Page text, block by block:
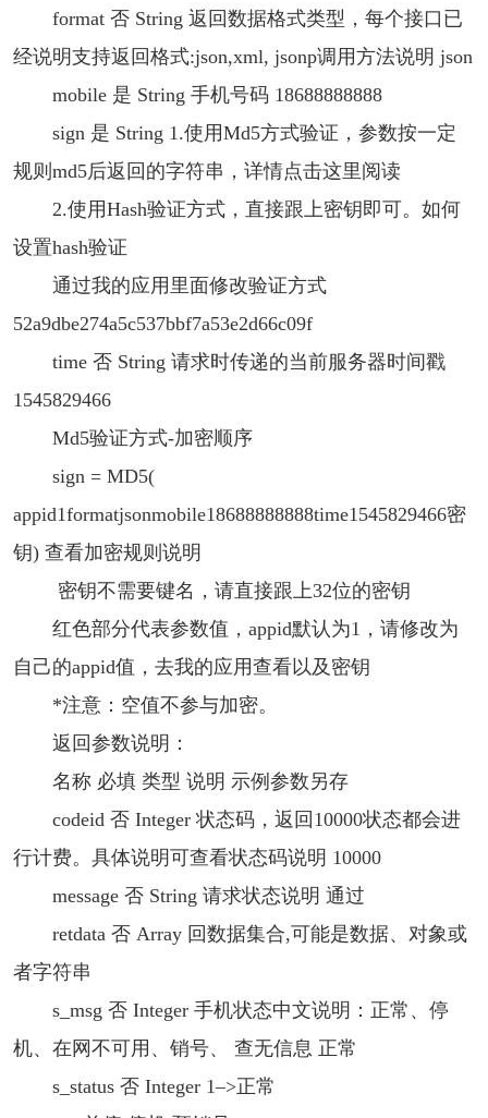
format 否 String 返回数据格式类型，每个接口已
经说明支持返回格式:json,xml, jsonp调用方法说明 json
mobile 是 String 手机号码 18688888888
sign 是 String 1.使用Md5方式验证，参数按一定
规则md5后返回的字符串，详情点击这里阅读
2.使用Hash验证方式，直接跟上密钥即可。如何
设置hash验证
通过我的应用里面修改验证方式
52a9dbe274a5c537bbf7a53e2d66c09f
time 否 String 请求时传递的当前服务器时间戳
1545829466
Md5验证方式-加密顺序
sign = MD5(
appid1formatjsonmobile18688888888time1545829466密
钥) 查看加密规则说明
密钥不需要键名，请直接跟上32位的密钥
红色部分代表参数值，appid默认为1，请修改为
自己的appid值，去我的应用查看以及密钥
*注意：空值不参与加密。
返回参数说明：
名称 必填 类型 说明 示例参数另存
codeid 否 Integer 状态码，返回10000状态都会进
行计费。具体说明可查看状态码说明 10000
message 否 String 请求状态说明 通过
retdata 否 Array 回数据集合,可能是数据、对象或
者字符串
s_msg 否 Integer 手机状态中文说明：正常、停
机、在网不可用、销号、 查无信息 正常
s_status 否 Integer 1–>正常